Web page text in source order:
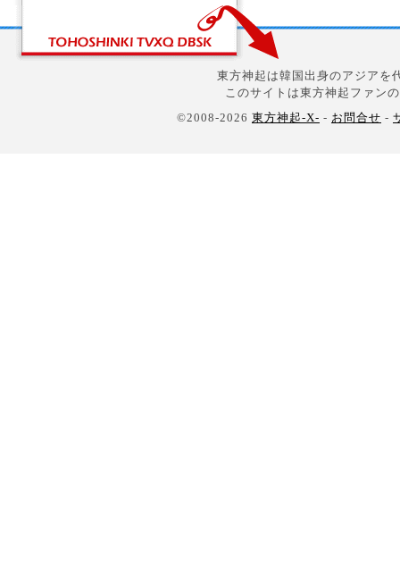
東方神起は韓国出身のアジアを
このサイトは東方神起ファン
©2008-2026 東方神起-X- - お問合せ -